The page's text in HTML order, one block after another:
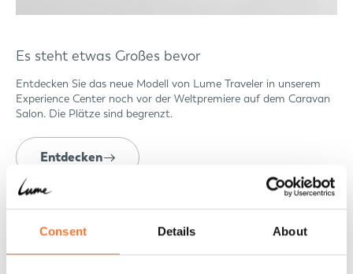
Consent Details About
Es steht etwas Großes bevor
Entdecken Sie das neue Modell von Lume Traveler in unserem
Experience Center noch vor der Weltpremiere auf dem Caravan
Salon. Die Plätze sind begrenzt.
Entdecken
Events